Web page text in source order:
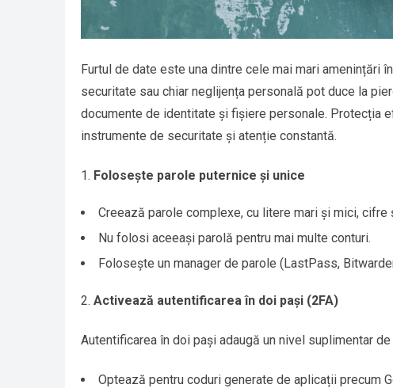
Furtul de date este una dintre cele mai mari amenințări
securitate sau chiar neglijența personală pot duce la
documente de identitate și fișiere personale. Protecția
instrumente de securitate și atenție constantă.
Folosește parole puternice și unice
Creează parole complexe, cu litere mari și mici, cifre
Nu folosi aceeași parolă pentru mai multe conturi.
Folosește un manager de parole (LastPass,
Activează autentificarea în doi pași (2FA)
Autentificarea în doi pași adaugă un nivel suplimentar
Optează pentru coduri generate de aplicații precum